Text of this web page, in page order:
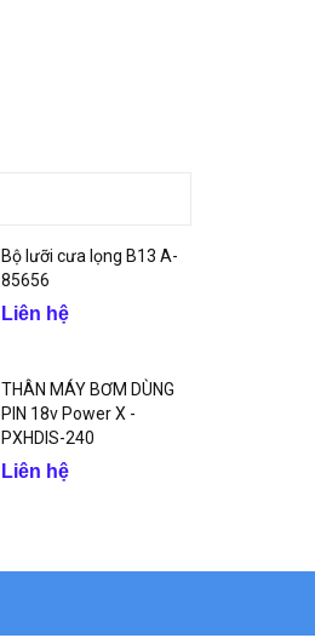
Bộ lưỡi cưa lọng B13 A-
85656
Liên hệ
THÂN MÁY BƠM DÙNG
PIN 18v Power X -
PXHDIS-240
Liên hệ